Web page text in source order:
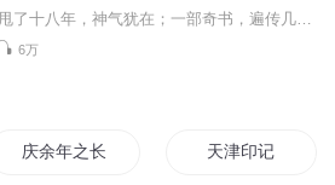
6万
庆余年之长歌行 天津印记